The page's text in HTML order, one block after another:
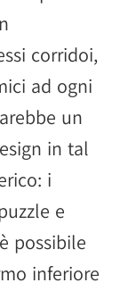
corridoi,
ad ogni
un
in tal
i
e
possibile
inferiore